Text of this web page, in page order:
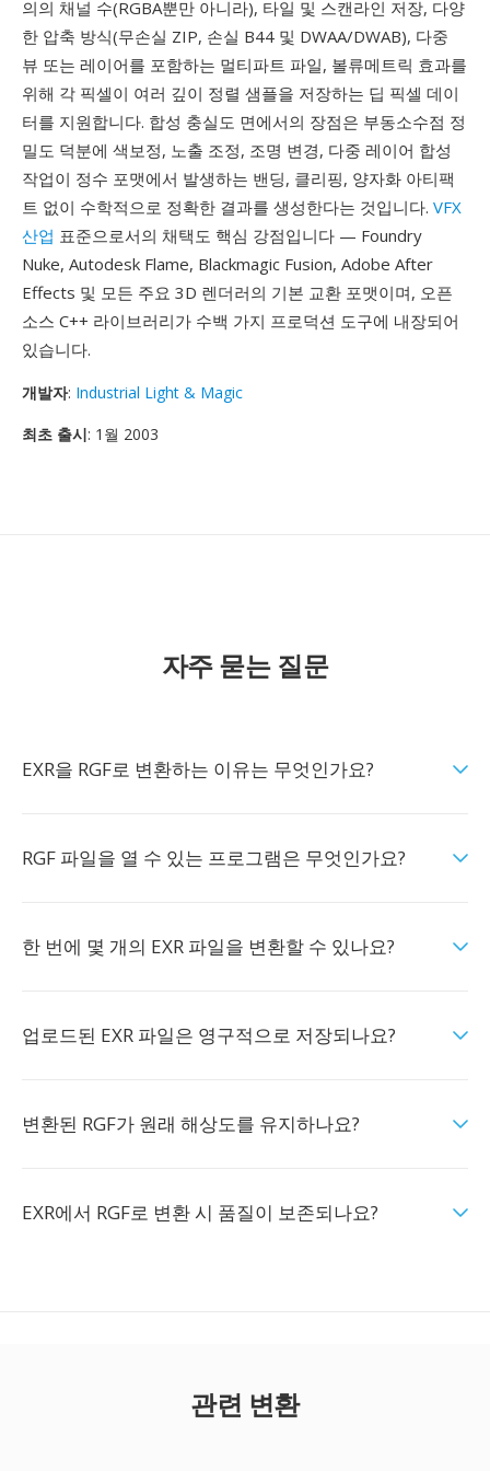
의의 채널 수(RGBA뿐만 아니라), 타일 및 스캔라인 저장, 다양
한 압축 방식(무손실 ZIP, 손실 B44 및 DWAA/DWAB), 다중
뷰 또는 레이어를 포함하는 멀티파트 파일, 볼류메트릭 효과를
위해 각 픽셀이 여러 깊이 정렬 샘플을 저장하는 딥 픽셀 데이
터를 지원합니다. 합성 충실도 면에서의 장점은 부동소수점 정
밀도 덕분에 색보정, 노출 조정, 조명 변경, 다중 레이어 합성
작업이 정수 포맷에서 발생하는 밴딩, 클리핑, 양자화 아티팩
트 없이 수학적으로 정확한 결과를 생성한다는 것입니다. VFX
산업 표준으로서의 채택도 핵심 강점입니다 — Foundry
Nuke, Autodesk Flame, Blackmagic Fusion, Adobe After
Effects 및 모든 주요 3D 렌더러의 기본 교환 포맷이며, 오픈
소스 C++ 라이브러리가 수백 가지 프로덕션 도구에 내장되어
있습니다.
개발자: Industrial Light & Magic
최초 출시: 1월 2003
자주 묻는 질문
EXR을 RGF로 변환하는 이유는 무엇인가요?
RGF 파일을 열 수 있는 프로그램은 무엇인가요?
한 번에 몇 개의 EXR 파일을 변환할 수 있나요?
업로드된 EXR 파일은 영구적으로 저장되나요?
변환된 RGF가 원래 해상도를 유지하나요?
EXR에서 RGF로 변환 시 품질이 보존되나요?
관련 변환